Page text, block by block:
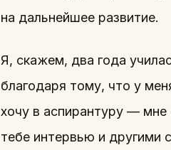
на дальнейшее развитие.
Я, скажем, два года
благодаря тому, что у
хочу в аспирантуру — мне
тебе интервью и другими